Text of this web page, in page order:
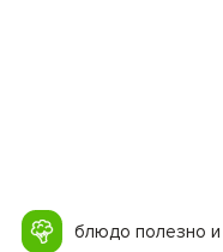
блюдо полезно и